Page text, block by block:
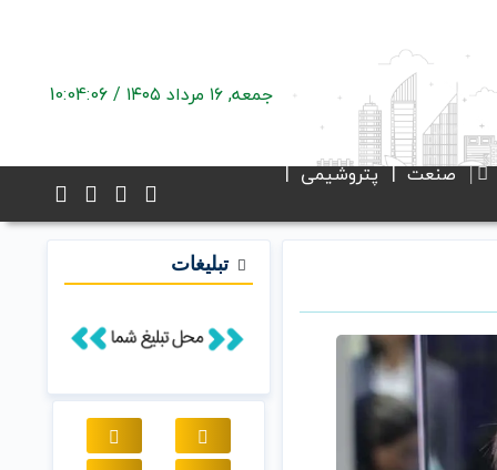
جمعه, ۱۶ مرداد ۱۴۰۵ / 10:04:07
صنعت
پتروشیمی
تبلیغات